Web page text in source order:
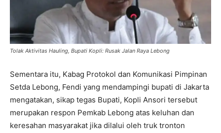
Tolak Aktivitas Hauling, Bupati Kopli: Rusak Jalan Raya Lebong
Sementara itu, Kabag Protokol dan Komunikasi Pimpinan
Setda Lebong, Fendi yang mendampingi bupati di Jakarta
mengatakan, sikap tegas Bupati, Kopli Ansori tersebut
merupakan respon Pemkab Lebong atas keluhan dan
keresahan masyarakat jika dilalui oleh truk tronton